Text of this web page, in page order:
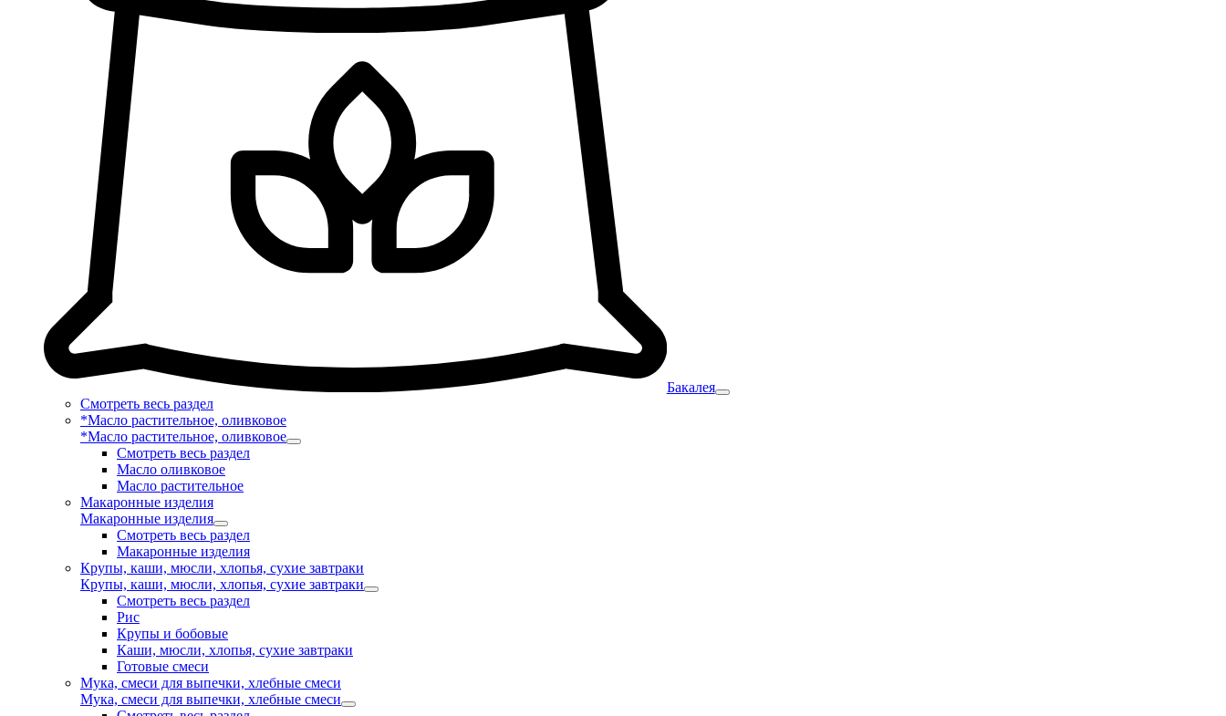
Бакалея
Смотреть весь раздел
*Масло растительное, оливковое
*Масло растительное, оливковое
Смотреть весь раздел
Масло оливковое
Масло растительное
Макаронные изделия
Макаронные изделия
Смотреть весь раздел
Макаронные изделия
Крупы, каши, мюсли, хлопья, сухие завтраки
Крупы, каши, мюсли, хлопья, сухие завтраки
Смотреть весь раздел
Рис
Крупы и бобовые
Каши, мюсли, хлопья, сухие завтраки
Готовые смеси
Мука, смеси для выпечки, хлебные смеси
Мука, смеси для выпечки, хлебные смеси